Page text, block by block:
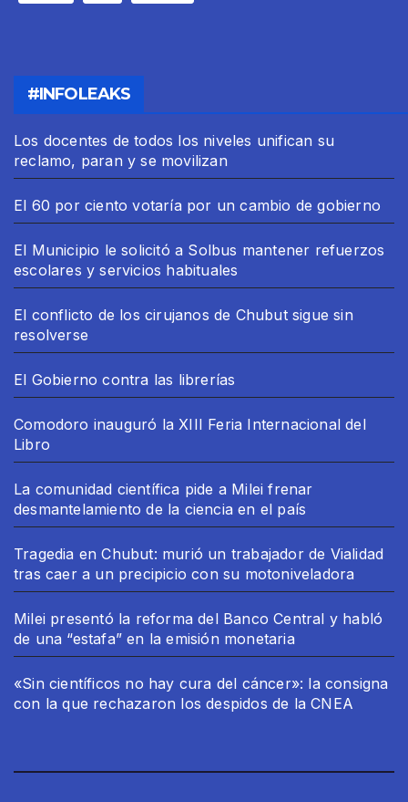
#INFOLEAKS
Los docentes de todos los niveles unifican su
reclamo, paran y se movilizan
El 60 por ciento votaría por un cambio de gobierno
El Municipio le solicitó a Solbus mantener refuerzos
escolares y servicios habituales
El conflicto de los cirujanos de Chubut sigue sin
resolverse
El Gobierno contra las librerías
Comodoro inauguró la XIII Feria Internacional del
Libro
La comunidad científica pide a Milei frenar
desmantelamiento de la ciencia en el país
Tragedia en Chubut: murió un trabajador de Vialidad
tras caer a un precipicio con su motoniveladora
Milei presentó la reforma del Banco Central y habló
de una “estafa” en la emisión monetaria
«Sin científicos no hay cura del cáncer»: la consigna
con la que rechazaron los despidos de la CNEA